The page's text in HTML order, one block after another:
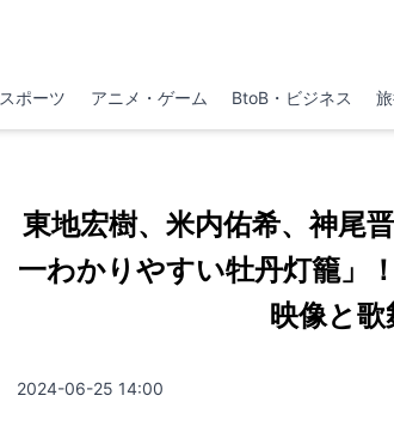
スポーツ アニメ・ゲーム BtoB・ビジネス
東地宏樹、米内佑希、神尾
一わかりやすい牡丹灯籠」
映像と
2024-06-25 14:00